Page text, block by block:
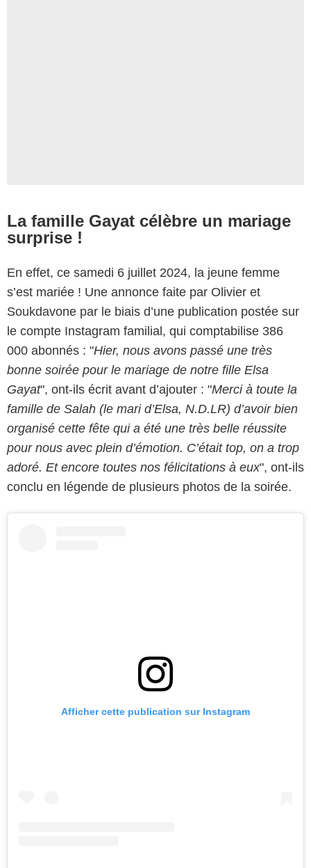
La famille Gayat célèbre un mariage
surprise !
En effet, ce samedi 6 juillet 2024, la jeune femme
s’est mariée ! Une annonce faite par Olivier et
Soukdavone par le biais d’une publication postée sur
le compte Instagram familial, qui comptabilise 386
000 abonnés : "Hier, nous avons passé une très
bonne soirée pour le mariage de notre fille Elsa
Gayat", ont-ils écrit avant d’ajouter : "Merci à toute la
famille de Salah (le mari d’Elsa, N.D.LR) d’avoir bien
organisé cette fête qui a été une très belle réussite
pour nous avec plein d’émotion. C’était top, on a trop
adoré. Et encore toutes nos félicitations à eux", ont-ils
conclu en légende de plusieurs photos de la soirée.
Afficher cette publication sur Instagram